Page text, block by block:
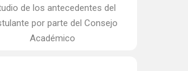
de los antecedentes del
por parte del Consejo
Académico